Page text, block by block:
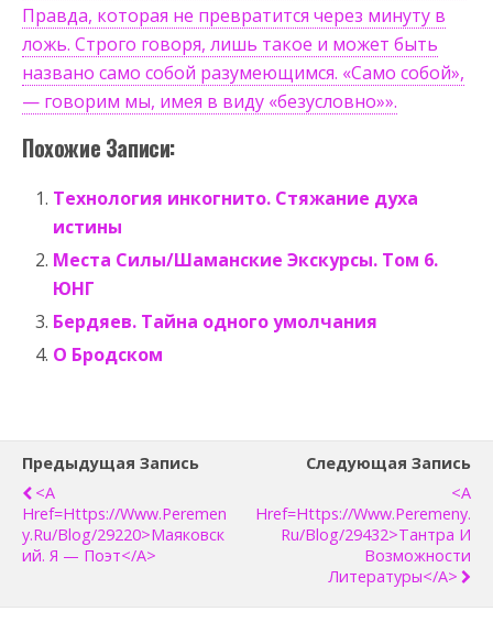
Правда, которая не превратится через минуту в
ложь. Строго говоря, лишь такое и может быть
названо само собой разумеющимся. «Само собой»,
— говорим мы, имея в виду «безусловно»».
Похожие Записи:
Технология инкогнито. Стяжание духа
истины
Места Силы/Шаманские Экскурсы. Том 6.
ЮНГ
Бердяев. Тайна одного умолчания
О Бродском
Предыдущая Запись
<a
Href=https://www.peremen
Y.ru/blog/29220>Маяковск
Ий. Я — Поэт</a>
Следующая Запись
<a
Href=https://www.peremeny.
Ru/blog/29432>Тантра И
Возможности
Литературы</a>